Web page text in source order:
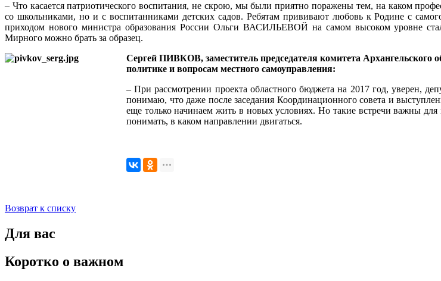
– Что касается патриотического воспитания, не скрою, мы были приятно поражены тем, на каком
со школьниками, но и с воспитанниками детских садов. Ребятам прививают любовь к Родине с
приходом нового министра образования России Ольги ВАСИЛЬЕВОЙ на самом высоком уровне
Мирного можно брать за образец.
Сергей ПИВКОВ, заместитель председателя комитета Архангельского
политике и вопросам местного самоуправления:
– При рассмотрении проекта областного бюджета на 2017 год, уверен,
понимаю, что даже после заседания Координационного совета и
еще только начинаем жить в новых условиях. Но такие встречи важны
понимать, в каком направлении двигаться.
Возврат к списку
Для вас
Коротко о важном